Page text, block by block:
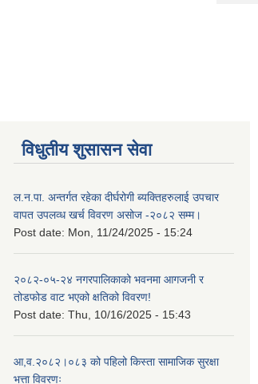
विधुतीय शुसासन सेवा
ल.न.पा. अन्तर्गत रहेका दीर्घरोगी ब्यक्तिहरुलाई उपचार
वापत उपलव्ध खर्च विवरण असोज -२०८२ सम्म।
Post date: Mon, 11/24/2025 - 15:24
२०८२-०५-२४ नगरपालिकाको भवनमा आगजनी र
तोडफोड वाट भएको क्षतिको विवरण!
Post date: Thu, 10/16/2025 - 15:43
आ,व.२०८२।०८३ को पहिलो किस्ता सामाजिक सुरक्षा
भत्ता विवरणः